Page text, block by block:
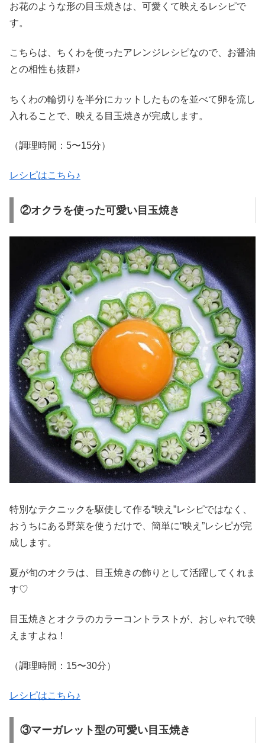
お花のような形の目玉焼きは、可愛くて映えるレシピで
す。
こちらは、ちくわを使ったアレンジレシピなので、お醤油
との相性も抜群♪
ちくわの輪切りを半分にカットしたものを並べて卵を流し
入れることで、映える目玉焼きが完成します。
（調理時間： 5〜15分）
レシピはこちら♪
②オクラを使った可愛い目玉焼き
特別なテクニックを駆使して作る“映え”レシピではなく、
おうちにある野菜を使うだけで、簡単に“映え”レシピが完
成します。
夏が旬のオクラは、目玉焼きの飾りとして活躍してくれま
す♡
目玉焼きとオクラのカラーコントラストが、おしゃれで映
えますよね！
（調理時間： 15〜30分）
レシピはこちら♪
③マーガレット型の可愛い目玉焼き